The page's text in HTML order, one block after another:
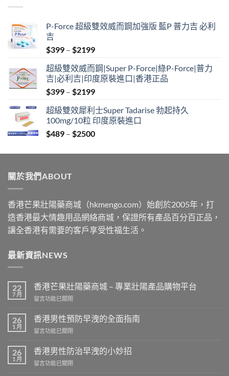
P-Force 超級雙效威而鋼加強版 藍P 普力吉 必利
吉
$399 – $2199Price
$399
through
$2199
超級雙效威而鋼|Super P-Force|綠P-Force|普力
吉|必利吉|印度原裝進口|香港正品
$399 – $2199Price
$399
through
$2199
超級雙效犀利士Super Tadarise 勃起持久
100mg/10粒 印度原裝進口
$489 – $2500Price
$489
關於我們ABOUT
香港芒果壯陽藥商城（hkmengo.com）始創於2005年，打
造香港最大情趣用品網絡商城，保證所有產品百分百正品，
讓全香港有需要的客戶享受性福生活。
最新資訊NEWS
22
7 月
香港芒果壯陽藥商城 – 專業壯陽產品購物平台
在
港
芒
果
陽
藥
商
留言功能已關閉
26
1 月
香港男性預防早洩的全面指南
在
港
男
性
留言功能已關閉
26
1 月
香港男性防治早洩的小妙招
在
留言功能已關閉